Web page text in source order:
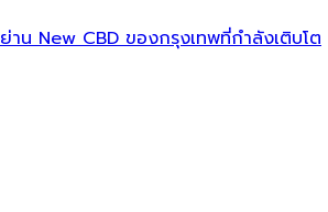
ย่าน New CBD ของกรุงเทพที่กำลังเติบโต